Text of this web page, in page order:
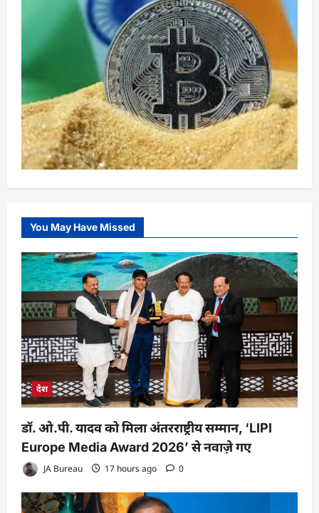
You May Have Missed
देश
डॉ. ओ.पी. यादव को मिला अंतरराष्ट्रीय सम्मान, ‘LIPI
Europe Media Award 2026’ से नवाज़े गए
JA Bureau 17 hours ago 0